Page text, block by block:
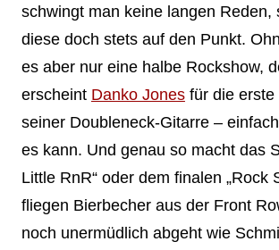
schwingt man keine langen Reden,
diese doch stets auf den Punkt.
es aber nur eine halbe Rockshow,
erscheint Danko Jonesfür die erste
seiner Doubleneck-Gitarre –
es kann. Und genau so macht das
Little RnR“ oder dem finalen „Rock
fliegen Bierbecher aus der Front
noch unermüdlich abgeht wie